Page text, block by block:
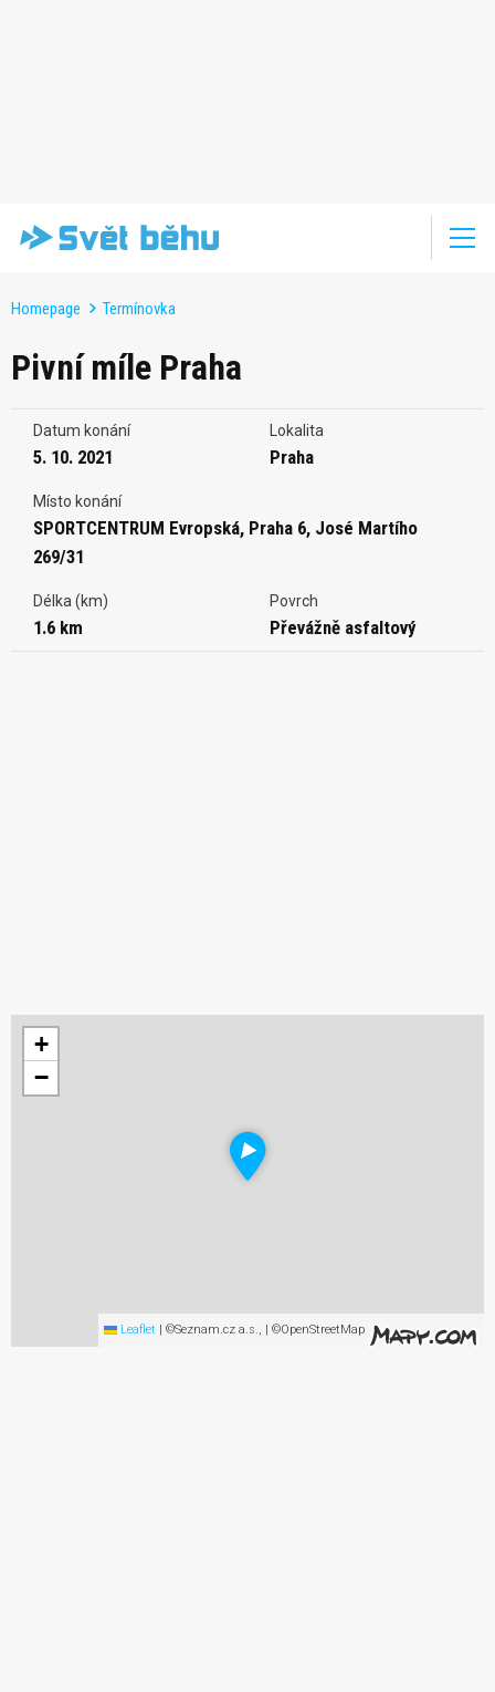
Homepage Termínovka
Pivní míle Praha
Datum konání
5. 10. 2021
Lokalita
Praha
Místo konání
SPORTCENTRUM Evropská, Praha 6, José Martího
269/31
Délka (km)
1.6 km
Povrch
Převážně asfaltový
+
−
Leaflet | ©Seznam.cz a.s., | ©OpenStreetMap